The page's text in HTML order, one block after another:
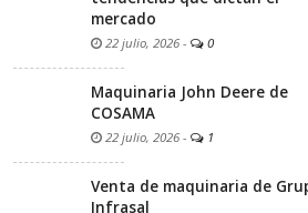
mercado
22 julio, 2026 - 0
Maquinaria John Deere de
COSAMA
22 julio, 2026 - 1
Venta de maquinaria de
Infrasal